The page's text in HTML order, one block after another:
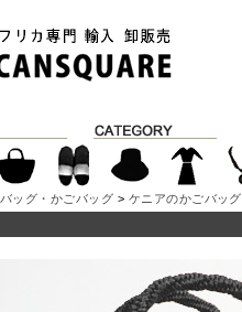
バッグ・かごバッグ > ケニアのかごバッグ